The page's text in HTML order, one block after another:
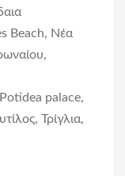
Beach, Νέα
palace,
Τρίγλια,